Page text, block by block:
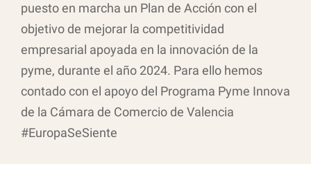
puesto en marcha un Plan de Acción con el
objetivo de mejorar la competitividad
empresarial apoyada en la innovación de la
pyme, durante el año 2024. Para ello hemos
contado con el apoyo del Programa Pyme Innova
de la Cámara de Comercio de Valencia
#EuropaSeSiente